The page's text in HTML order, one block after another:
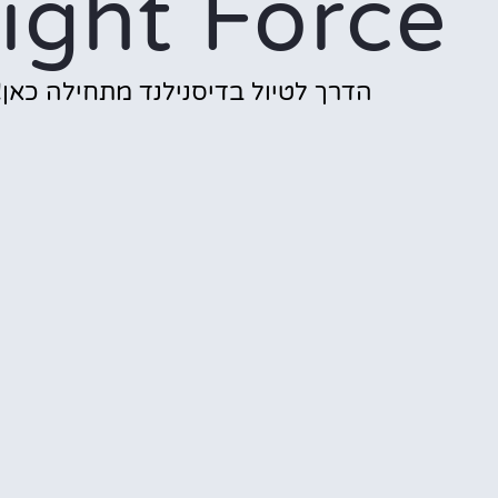
Force
הדרך לטיול בדיסנילנד מתחילה